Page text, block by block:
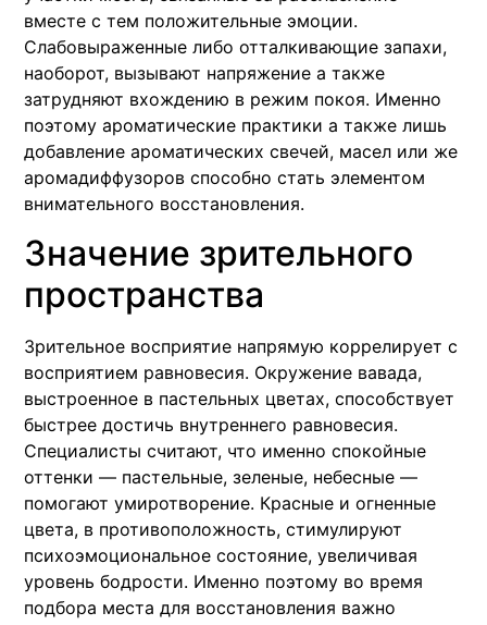
вместе с тем положительные эмоции.
Слабовыраженные либо отталкивающие запахи,
наоборот, вызывают напряжение а также
затрудняют вхождению в режим покоя. Именно
поэтому ароматические практики а также лишь
добавление ароматических свечей, масел или же
аромадиффузоров способно стать элементом
внимательного восстановления.
Значение зрительного
пространства
Зрительное восприятие напрямую коррелирует с
восприятием равновесия. Окружение вавада,
выстроенное в пастельных цветах, способствует
быстрее достичь внутреннего равновесия.
Специалисты считают, что именно спокойные
оттенки — пастельные, зеленые, небесные —
помогают умиротворение. Красные и огненные
цвета, в противоположность, стимулируют
психоэмоциональное состояние, увеличивая
уровень бодрости. Именно поэтому во время
подбора места для восстановления важно